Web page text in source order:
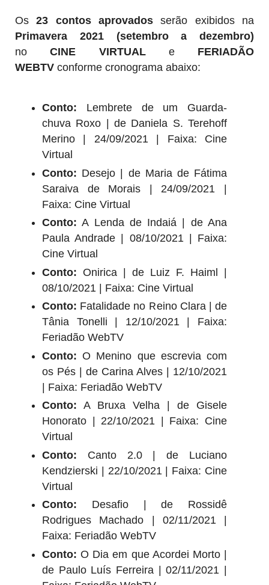
Os23 contos aprovados serão exibidos na
Primavera 2021 (setembro a dezembro)
noCINE VIRTUAL e FERIADÃO
WEBTV conforme cronograma abaixo:
Conto: Lembrete de um Guarda-
chuva Roxo | de Daniela S. Terehoff
Merino | 24/09/2021 | Faixa: Cine
Virtual
Conto: Desejo | de Maria de Fátima
Saraiva de Morais | 24/09/2021 |
Faixa: Cine Virtual
Conto: A Lenda de Indaiá | de Ana
Paula Andrade | 08/10/2021 | Faixa:
Cine Virtual
Conto: Onirica | de Luiz F. Haiml |
08/10/2021 | Faixa: Cine Virtual
Conto: Fatalidade no Reino Clara | de
Tânia Tonelli | 12/10/2021 | Faixa:
Feriadão WebTV
Conto: O Menino que escrevia com
os Pés | de Carina Alves | 12/10/2021
| Faixa: Feriadão WebTV
Conto: A Bruxa Velha | de Gisele
Honorato | 22/10/2021 | Faixa: Cine
Virtual
Conto: Canto 2.0 | de Luciano
Kendzierski | 22/10/2021 | Faixa: Cine
Virtual
Conto: Desafio | de Rossidê
Rodrigues Machado | 02/11/2021 |
Faixa: Feriadão WebTV
Conto: O Dia em que Acordei Morto |
de Paulo Luís Ferreira | 02/11/2021 |